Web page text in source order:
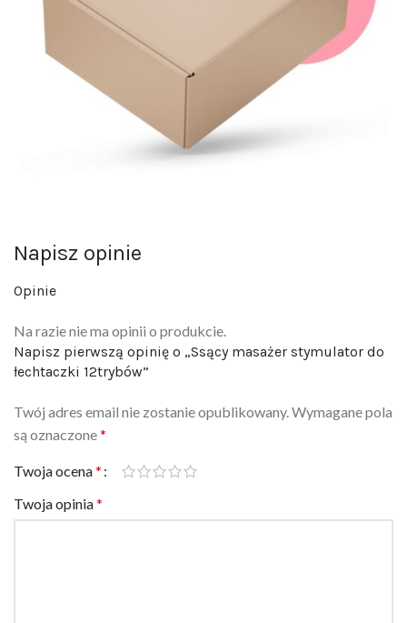
Opinie
Napisz pierwszą opinię o „Ssący masażer stymulator do
łechtaczki 12trybów”
są oznaczone*
Twoja ocena
Twoja opinia